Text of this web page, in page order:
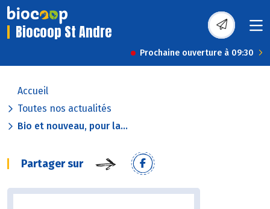
Biocoop St Andre
Prochaine ouverture à 09:30
Accueil
Toutes nos actualités
Bio et nouveau, pour la...
Partager sur